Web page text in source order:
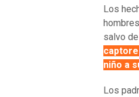
Los
salvo
niño a
Los